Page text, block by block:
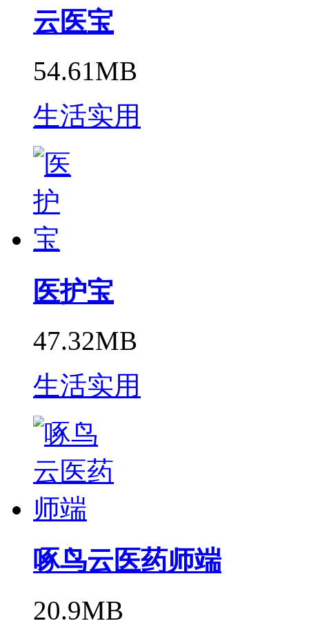
云医宝
54.61MB
生活实用
医护宝
47.32MB
生活实用
啄鸟云医药师端
20.9MB